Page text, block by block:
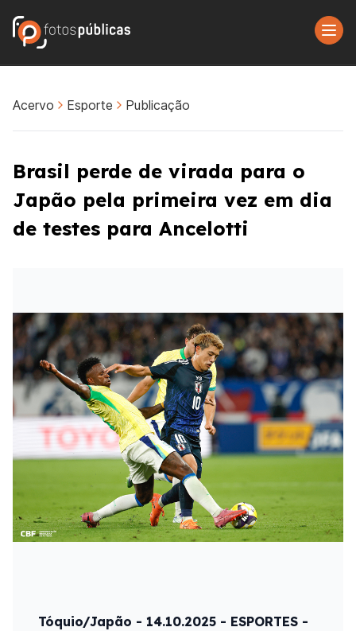
Acervo Esporte Publicação
Brasil perde de virada para o
Japão pela primeira vez em dia
de testes para Ancelotti
Tóquio/Japão - 14.10.2025 - ESPORTES -